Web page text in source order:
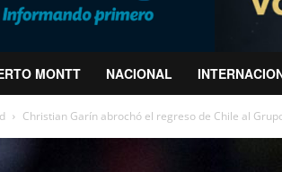
MONTT NACIONAL
Christian Garín abrochó el regreso de Chile al